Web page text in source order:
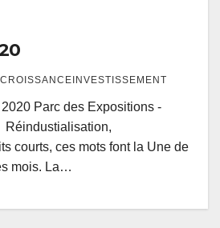
CROISSANCEINVESTISSEMENT
Parc des Expositions -
courts, ces mots font la Une de
mois. La…